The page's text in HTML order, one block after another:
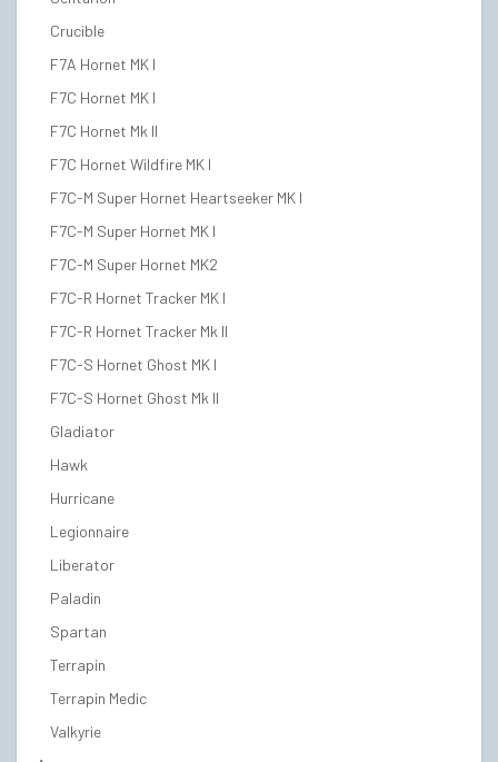
Crucible
F7A Hornet MK I
F7C Hornet MK I
F7C Hornet Mk II
F7C Hornet Wildfire MK I
F7C-M Super Hornet Heartseeker MK I
F7C-M Super Hornet MK I
F7C-M Super Hornet MK2
F7C-R Hornet Tracker MK I
F7C-R Hornet Tracker Mk II
F7C-S Hornet Ghost MK I
F7C-S Hornet Ghost Mk II
Gladiator
Hawk
Hurricane
Legionnaire
Liberator
Paladin
Spartan
Terrapin
Terrapin Medic
Valkyrie